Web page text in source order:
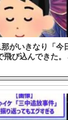
那がいきなり「今
飛び込んできた